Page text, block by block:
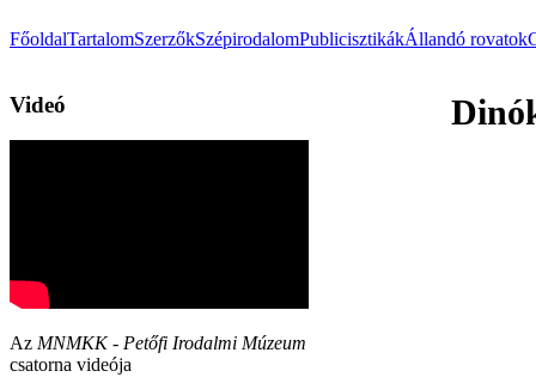
FőoldalTartalomSzerzőkSzépirodalomPublicisztikákÁllandó rovatok
Videó
Az MNMKK - Petőfi Irodalmi Múzeum
csatorna videója